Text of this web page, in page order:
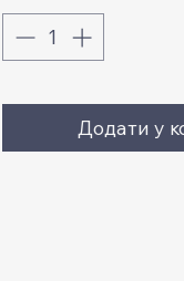
Додати у